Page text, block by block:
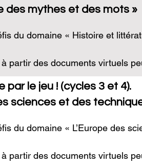
»
des mythes et des mots »
du domaine « Histoire et
partir des documents virtuels
corrigée à destination du
ou sur celui de Cadmos,
également) afin de les donner
par le jeu ! (cycles 3 et 4).
sciences et des
du domaine « L’Europe des
partir des documents virtuels